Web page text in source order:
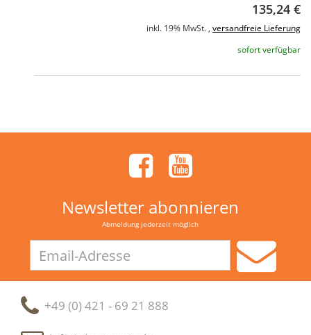
135,24 €
inkl. 19% MwSt. , versandfreie Lieferung
sofort verfügbar
Newsletter abonnieren
Abmeldung jederzeit möglich
Adresse
+49 (0) 421 - 69 21 888